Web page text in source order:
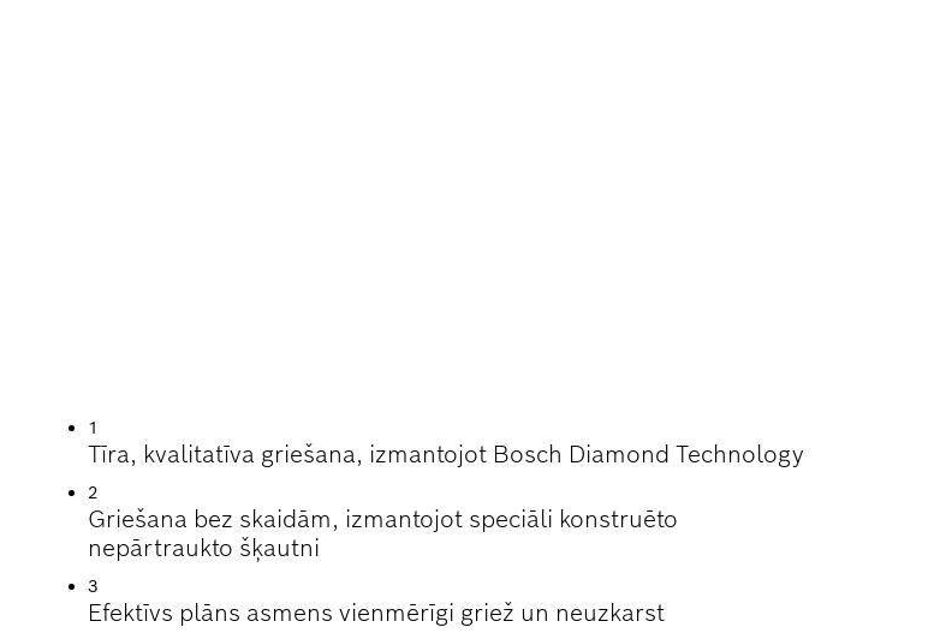
1
Tīra, kvalitatīva griešana, izmantojot Bosch Diamond Technology
2
Griešana bez skaidām, izmantojot speciāli konstruēto
nepārtraukto šķautni
3
Efektīvs plāns asmens vienmērīgi griež un neuzkarst